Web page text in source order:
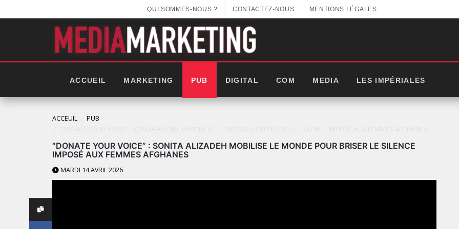
QUI SOMMES-NOUS ? CONTACTEZ-NOUS MENTIONS LÉGALES
ACCUEIL MARKETING PUB DIGITAL COM MEDIA LES IMPÉRIALES
ACCEUIL
PUB
“DONATE YOUR VOICE” : SONITA ALIZADEH MOBILISE LE MONDE POUR BRISER LE SILENCE
IMPOSÉ AUX FEMMES AFGHANES
MARDI 14 AVRIL 2026